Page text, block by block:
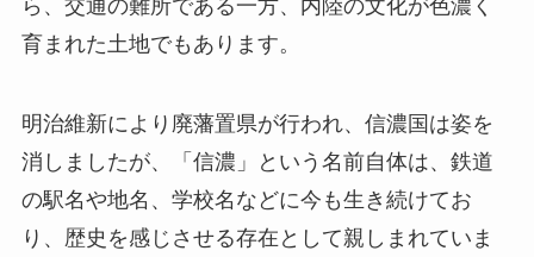
ら、交通の難所である一方、内陸の文化が色濃く
育まれた土地でもあります。
明治維新により廃藩置県が行われ、信濃国は姿を
消しましたが、「信濃」という名前自体は、鉄道
の駅名や地名、学校名などに今も生き続けてお
り、歴史を感じさせる存在として親しまれていま